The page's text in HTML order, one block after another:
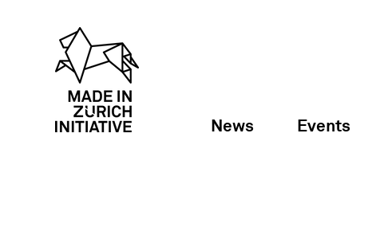
News Events